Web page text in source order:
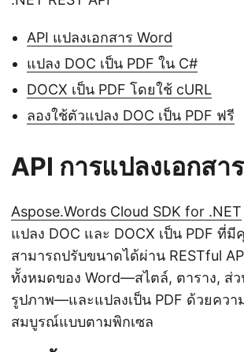
API แปลงเอกสาร Word
แปลง DOC เป็น PDF ใน C#
DOCX เป็น PDF โดยใช้ cURL
ลองใช้ตัวแปลง DOC เป็น PDF ฟรี
API การแปลงเอกสา
Aspose.Words Cloud SDK for .NET
แปลง DOC และ DOCX เป็น PDF ที่
สามารถปรับขนาดได้ผ่าน RESTful
ทั้งหมดของ Word—สไตล์, ตาราง, ส่
รูปภาพ—และแปลงเป็น PDF ด้วยคว
สมบูรณ์แบบตามพิกเซล